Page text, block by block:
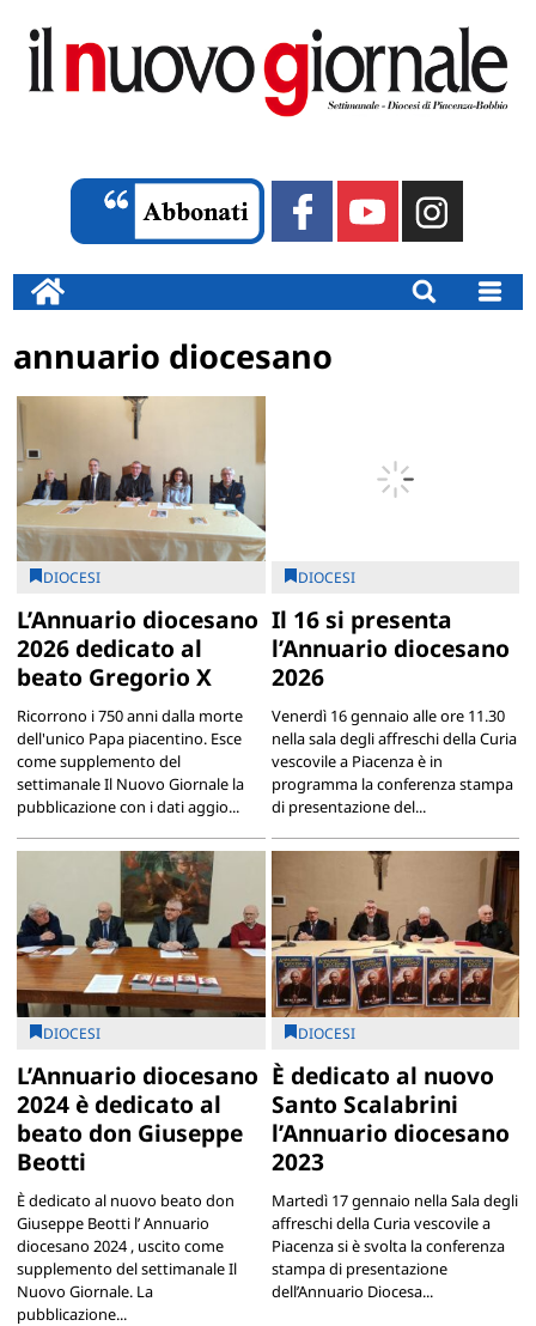
annuario diocesano
DIOCESI
L’Annuario diocesano
2026 dedicato al
beato Gregorio X
Ricorrono i 750 anni dalla morte
dell'unico Papa piacentino. Esce
come supplemento del
settimanale Il Nuovo Giornale la
pubblicazione con i dati aggio...
DIOCESI
Il 16 si presenta
l’Annuario diocesano
2026
Venerdì 16 gennaio alle ore 11.30
nella sala degli affreschi della Curia
vescovile a Piacenza è in
programma la conferenza stampa
di presentazione del...
DIOCESI
L’Annuario diocesano
2024 è dedicato al
beato don Giuseppe
Beotti
È dedicato al nuovo beato don
Giuseppe Beotti l’ Annuario
diocesano 2024 , uscito come
supplemento del settimanale Il
Nuovo Giornale. La
pubblicazione...
DIOCESI
È dedicato al nuovo
Santo Scalabrini
l’Annuario diocesano
2023
Martedì 17 gennaio nella Sala degli
affreschi della Curia vescovile a
Piacenza si è svolta la conferenza
stampa di presentazione
dell’Annuario Diocesa...